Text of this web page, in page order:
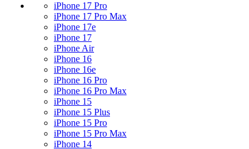
iPhone 17 Pro
iPhone 17 Pro Max
iPhone 17e
iPhone 17
iPhone Air
iPhone 16
iPhone 16e
iPhone 16 Pro
iPhone 16 Pro Max
iPhone 15
iPhone 15 Plus
iPhone 15 Pro
iPhone 15 Pro Max
iPhone 14